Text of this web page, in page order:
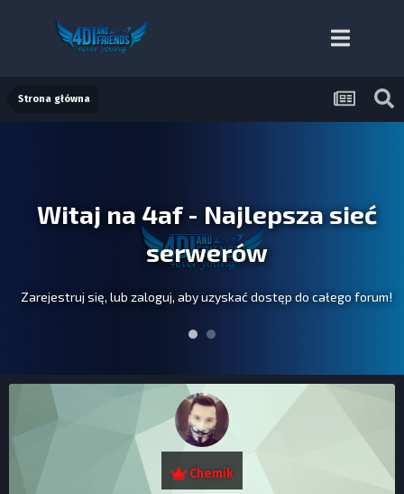
Strona główna
Witaj na 4af - Najlepsza sieć
serwerów
Zarejestruj się, lub zaloguj, aby uzyskać dostęp do całego forum!
Chemik